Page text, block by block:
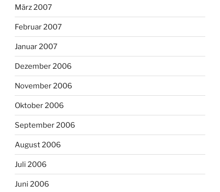
März 2007
Februar 2007
Januar 2007
Dezember 2006
November 2006
Oktober 2006
September 2006
August 2006
Juli 2006
Juni 2006